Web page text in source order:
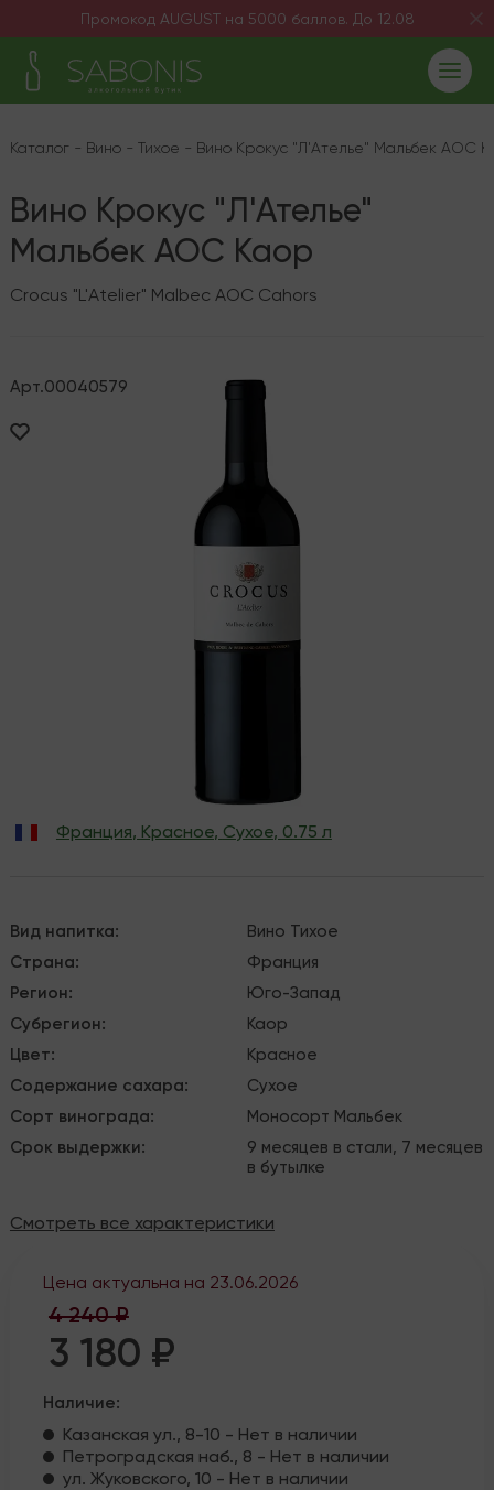
Промокод AUGUST на 5000 баллов. До 12.08
Каталог - Вино- Тихое - Вино Крокус "Л'Ателье" Мальбек AOC
Вино Крокус "Л'Ателье"
Мальбек AOC Каор
Crocus "L'Atelier" Malbec AOC Cahors
Арт.00040579
Франция, Красное, Сухое, 0.75 л
Вид напитка: Вино Тихое
Страна:
Франция
Регион:
Юго-Запад
Субрегион:
Каор
Цвет:
Красное
Содержание сахара:
Сухое
Сорт винограда: Моносорт Мальбек
Срок выдержки:
9 месяцев в стали, 7 месяцев
в бутылке
Смотреть все характеристики
Цена актуальна на 23.06.2026
4 240 ₽
3 180 ₽
Наличие:
Казанская ул., 8-10 - Нет в наличии
Петроградская наб., 8 - Нет в наличии
ул. Жуковского, 10 - Нет в наличии